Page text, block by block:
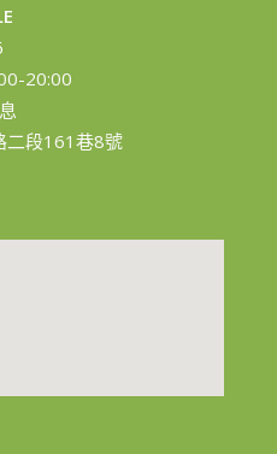
20:00
二段161巷8號